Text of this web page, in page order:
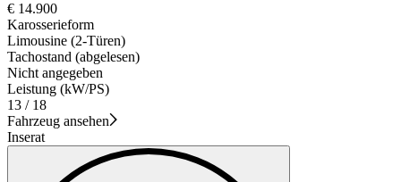
€ 14.900
Karosserieform
Limousine (2-Türen)
Tachostand (abgelesen)
Nicht angegeben
Leistung (kW/PS)
13 / 18
Fahrzeug ansehen
Inserat